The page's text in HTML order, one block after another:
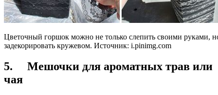
Цветочный горшок можно не только слепить своими руками,
задекорировать кружевом. Источник: i.pinimg.com
5. Мешочки для ароматных трав или
чая